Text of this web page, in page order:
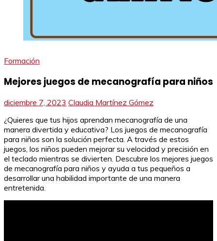
Formación
Mejores juegos de mecanografía para niños
diciembre 7, 2023 Claudia Martínez Gómez
¿Quieres que tus hijos aprendan mecanografía de una
manera divertida y educativa? Los juegos de mecanografía
para niños son la solución perfecta. A través de estos
juegos, los niños pueden mejorar su velocidad y precisión en
el teclado mientras se divierten. Descubre los mejores juegos
de mecanografía para niños y ayuda a tus pequeños a
desarrollar una habilidad importante de una manera
entretenida.